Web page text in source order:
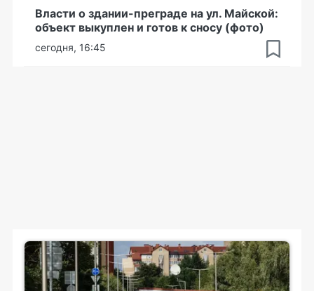
Власти о здании-преграде на ул. Майской:
объект выкуплен и готов к сносу (фото)
сегодня, 16:45